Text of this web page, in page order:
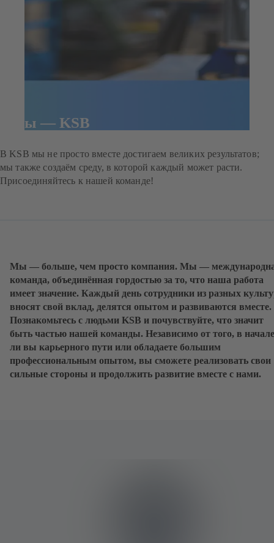
Мы — KSB
В KSB мы не просто вместе достигаем великих результатов;
мы также создаём среду, в которой каждый может расти.
Присоединяйтесь к нашей команде!
Мы — больше, чем просто компания. Мы —
команда, объединённая гордостью за то, что наша работа
имеет значение. Каждый день сотрудники из разных
вносят свой вклад, делятся опытом и развиваются вместе.
Познакомьтесь с людьми KSB и почувствуйте, что значит
быть частью нашей команды. Независимо от того, в начале
ли вы карьерного пути или обладаете большим
профессиональным опытом, вы сможете реализовать свои
сильные стороны и продолжить развитие вместе с нами.